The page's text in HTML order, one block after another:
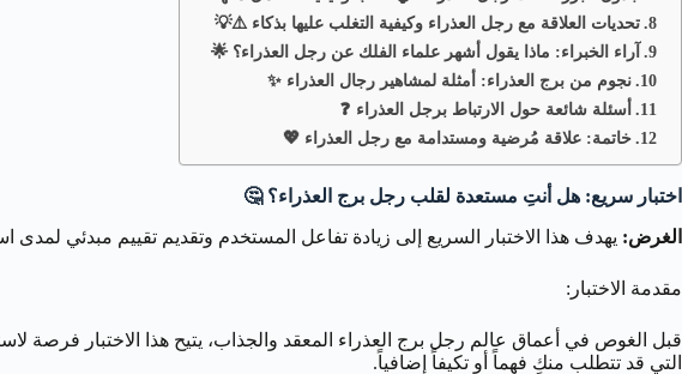
تحديات العلاقة مع رجل العذراء وكيفية التغلب عليها بذكاء ⚠️💡
آراء الخبراء: ماذا يقول أشهر علماء الفلك عن رجل العذراء؟ 🌟
نجوم من برج العذراء: أمثلة لمشاهير رجال العذراء ✨
أسئلة شائعة حول الارتباط برجل العذراء ❓
خاتمة: علاقة مُرضية ومستدامة مع رجل العذراء 💖
اختبار سريع: هل أنتِ مستعدة لقلب رجل برج العذراء؟ 🤔
الغرض: يهدف هذا الاختبار السريع إلى زيادة تفاعل المستخدم وتقديم تقييم مبدئي
مقدمة الاختبار:
قبل الغوص في أعماق عالم رجل برج العذراء المعقد والجذاب، يتيح هذا الاختبار
التي قد تتطلب منكِ فهماً أو تكيفاً إضافياً.